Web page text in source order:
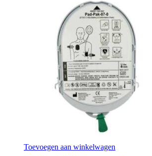
Toevoegen aan winkelwagen